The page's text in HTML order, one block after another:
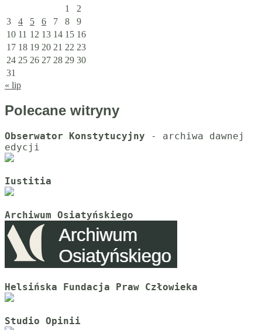
1
2
3
4 5 6 7 8
9
10 11 12 13 14 15 16
17 18 19 20 21 22 23
24 25 26 27 28 29 30
31
« lip
Polecane witryny
Obserwator Konstytucyjny - archiwa dawnej
Iustitia
Archiwum Osiatyńskiego
Helsińska Fundacja Praw Człowieka
Studio Opinii